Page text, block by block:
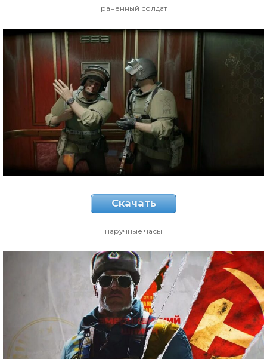
раненный солдат
Скачать
наручные часы